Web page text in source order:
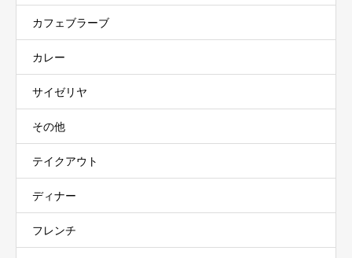
カフェブラーブ
カレー
サイゼリヤ
その他
テイクアウト
ディナー
フレンチ